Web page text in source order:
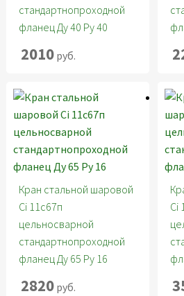
стандартнопроходной
фланец Ду 40 Ру 40
2010руб.
Кран стальной шаровой
Ci 11с67п
цельносварной
стандартнопроходной
фланец Ду 65 Ру 16
2820руб.
Ci